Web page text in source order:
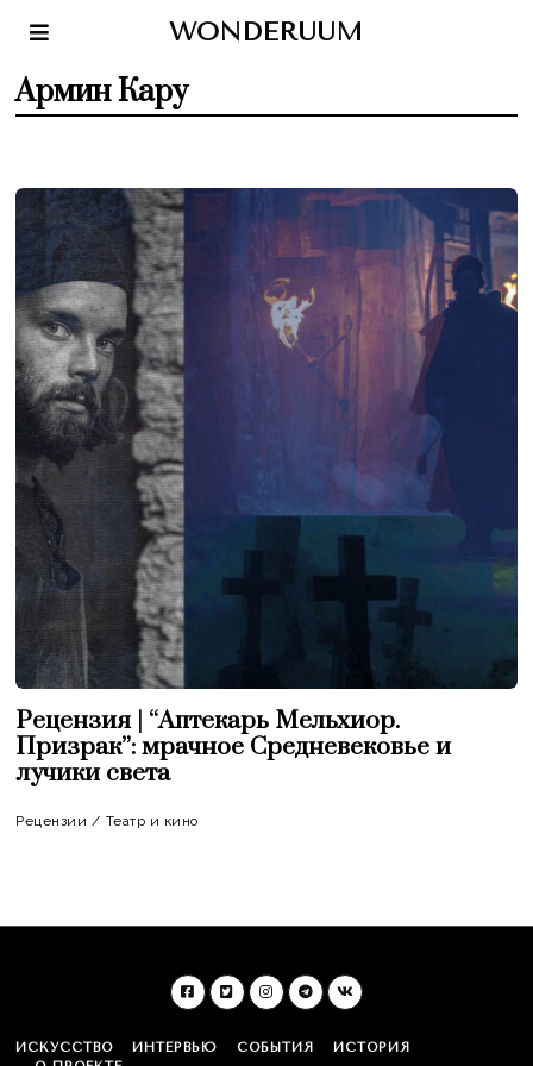
WONDERUUM
Армин Кару
Рецензия | “Аптекарь Мельхиор.
Призрак”: мрачное Средневековье и
лучики света
Рецензии / Театр и кино
ИСКУССТВО ИНТЕРВЬЮ СОБЫТИЯ
ИСТОРИЯ